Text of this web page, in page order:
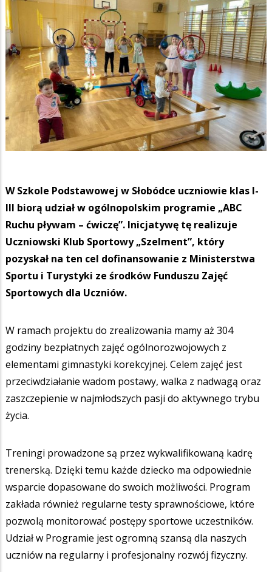
W Szkole Podstawowej w Słobódce uczniowie klas I-
III biorą udział w ogólnopolskim programie „ABC
Ruchu pływam – ćwiczę”. Inicjatywę tę realizuje
Uczniowski Klub Sportowy „Szelment”, który
pozyskał na ten cel dofinansowanie z Ministerstwa
Sportu i Turystyki ze środków Funduszu Zajęć
Sportowych dla Uczniów.
W ramach projektu do zrealizowania mamy aż 304
godziny bezpłatnych zajęć ogólnorozwojowych z
elementami gimnastyki korekcyjnej. Celem zajęć jest
przeciwdziałanie wadom postawy, walka z nadwagą oraz
zaszczepienie w najmłodszych pasji do aktywnego trybu
życia.
Treningi prowadzone są przez wykwalifikowaną kadrę
trenerską. Dzięki temu każde dziecko ma odpowiednie
wsparcie dopasowane do swoich możliwości. Program
zakłada również regularne testy sprawnościowe, które
pozwolą monitorować postępy sportowe uczestników.
Udział w Programie jest ogromną szansą dla naszych
uczniów na regularny i profesjonalny rozwój fizyczny.